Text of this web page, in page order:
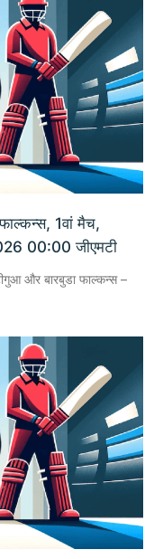
1वां मैच,
00:00 जीएमटी
और बारबुडा फाल्कन्स –